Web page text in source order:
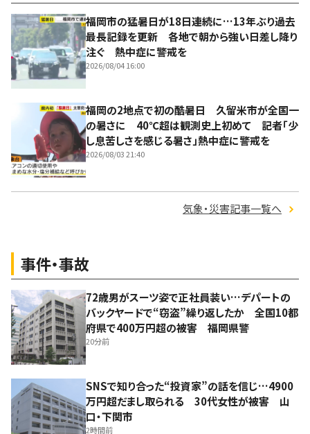
福岡市の猛暑日が18日連続に…13年ぶり過去
最長記録を更新 各地で朝から強い日差し降り
注ぐ 熱中症に警戒を
2026/08/04 16:00
福岡の2地点で初の酷暑日 久留米市が全国一
の暑さに 40℃超は観測史上初めて 記者「少
し息苦しさを感じる暑さ」熱中症に警戒を
2026/08/03 21:40
気象・災害記事一覧へ
事件・事故
72歳男がスーツ姿で正社員装い…デパートの
バックヤードで“窃盗”繰り返したか 全国10都
府県で400万円超の被害 福岡県警
20分前
SNSで知り合った“投資家”の話を信じ…4900
万円超だまし取られる 30代女性が被害 山
口・下関市
2時間前